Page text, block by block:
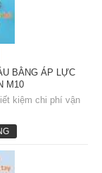
BẰNG ÁP LỰC
M10
kiệm chi phí vận